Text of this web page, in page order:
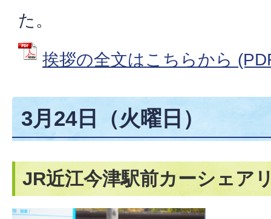
た。
挨拶の全文はこちらから
3月24日（火曜日）
JR近江今津駅前カーシェア